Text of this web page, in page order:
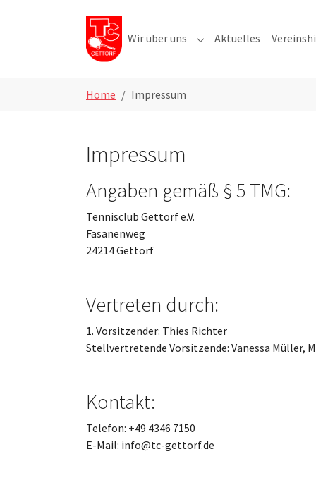
Wir über uns Submenu for "Wir über
Aktuelles
Home Impressum
Impressum
Angaben gemäß § 5 TMG:
Tennisclub Gettorf e.V.
Fasanenweg
24214 Gettorf
Vertreten durch:
1. Vorsitzender: Thies Richter
Stellvertretende Vorsitzende: Vanessa Müller,
Kontakt:
Telefon: +49 4346 7150
E-Mail: info@tc-gettorf.de